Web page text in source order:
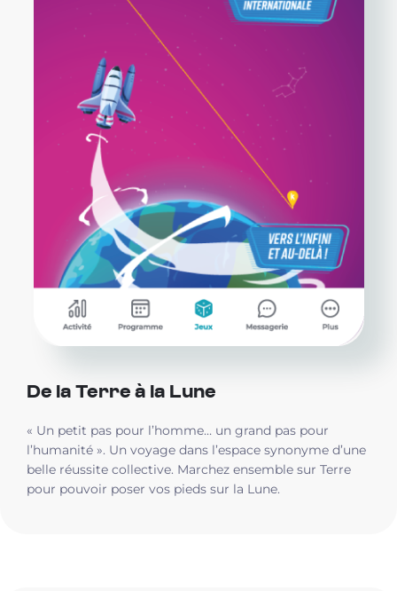
De la Terre à la Lune
« Un petit pas pour l’homme… un grand pas pour
l’humanité ». Un voyage dans l’espace synonyme d’une
belle réussite collective. Marchez ensemble sur Terre
pour pouvoir poser vos pieds sur la Lune.